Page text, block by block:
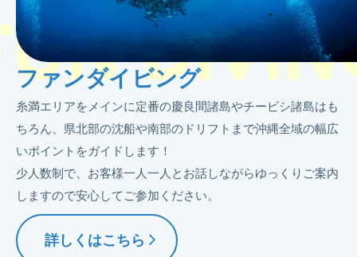
ファンダイビング
糸満エリアをメインに定番の慶良間諸島やチービシ諸島はも
ちろん、県北部の沈船や南部のドリフトまで沖縄全域の幅広
いポイントをガイドします！
少人数制で、お客様一人一人とお話しながらゆっくりご案内
しますので安心してご参加ください。
詳しくはこちら